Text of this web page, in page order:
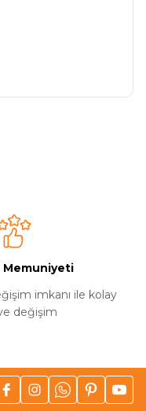
Memuniyeti
imkanı ile kolay
değişim